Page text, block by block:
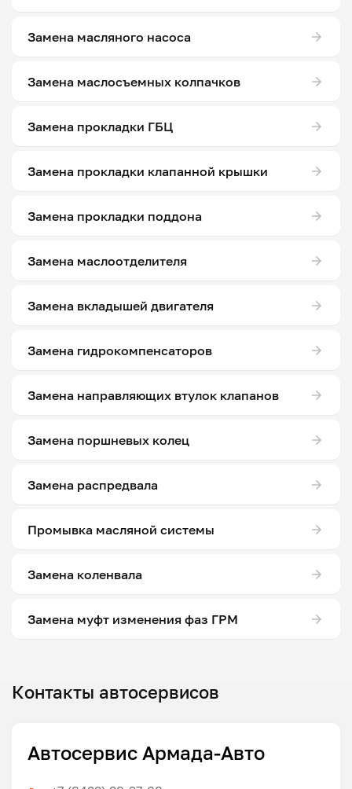
Замена масляного насоса
Замена маслосъемных колпачков
Замена прокладки ГБЦ
Замена прокладки клапанной крышки
Замена прокладки поддона
Замена маслоотделителя
Замена вкладышей двигателя
Замена гидрокомпенсаторов
Замена направляющих втулок клапанов
Замена поршневых колец
Замена распредвала
Промывка масляной системы
Замена коленвала
Замена муфт изменения фаз ГРМ
Контакты автосервисов
Автосервис Армада-Авто